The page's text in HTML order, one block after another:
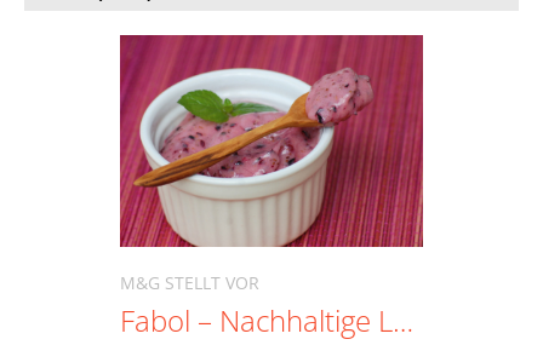
Messerschärfer (12.331)
Servierschalen & -Formen
(30.006)
Tabletts (84.684)
Töpfe (184.709)
M&G STELLT VOR
Fabol – Nachhaltige Löffel aus Laubhölzern